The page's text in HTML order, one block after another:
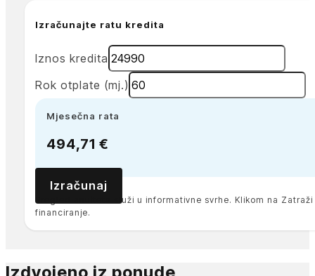
Izračunajte ratu kredita
Iznos kredita
Rok otplate (mj.)
Mjesečna rata
494,71 €
Izračunaj
Pregled anuiteta služi u informativne svrhe. Klikom na
financiranje.